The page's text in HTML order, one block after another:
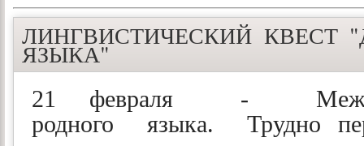
ЛИНГВИСТИЧЕСКИЙ КВЕСТ
ЯЗЫКА"
21 февраля -
родного языка. Трудно